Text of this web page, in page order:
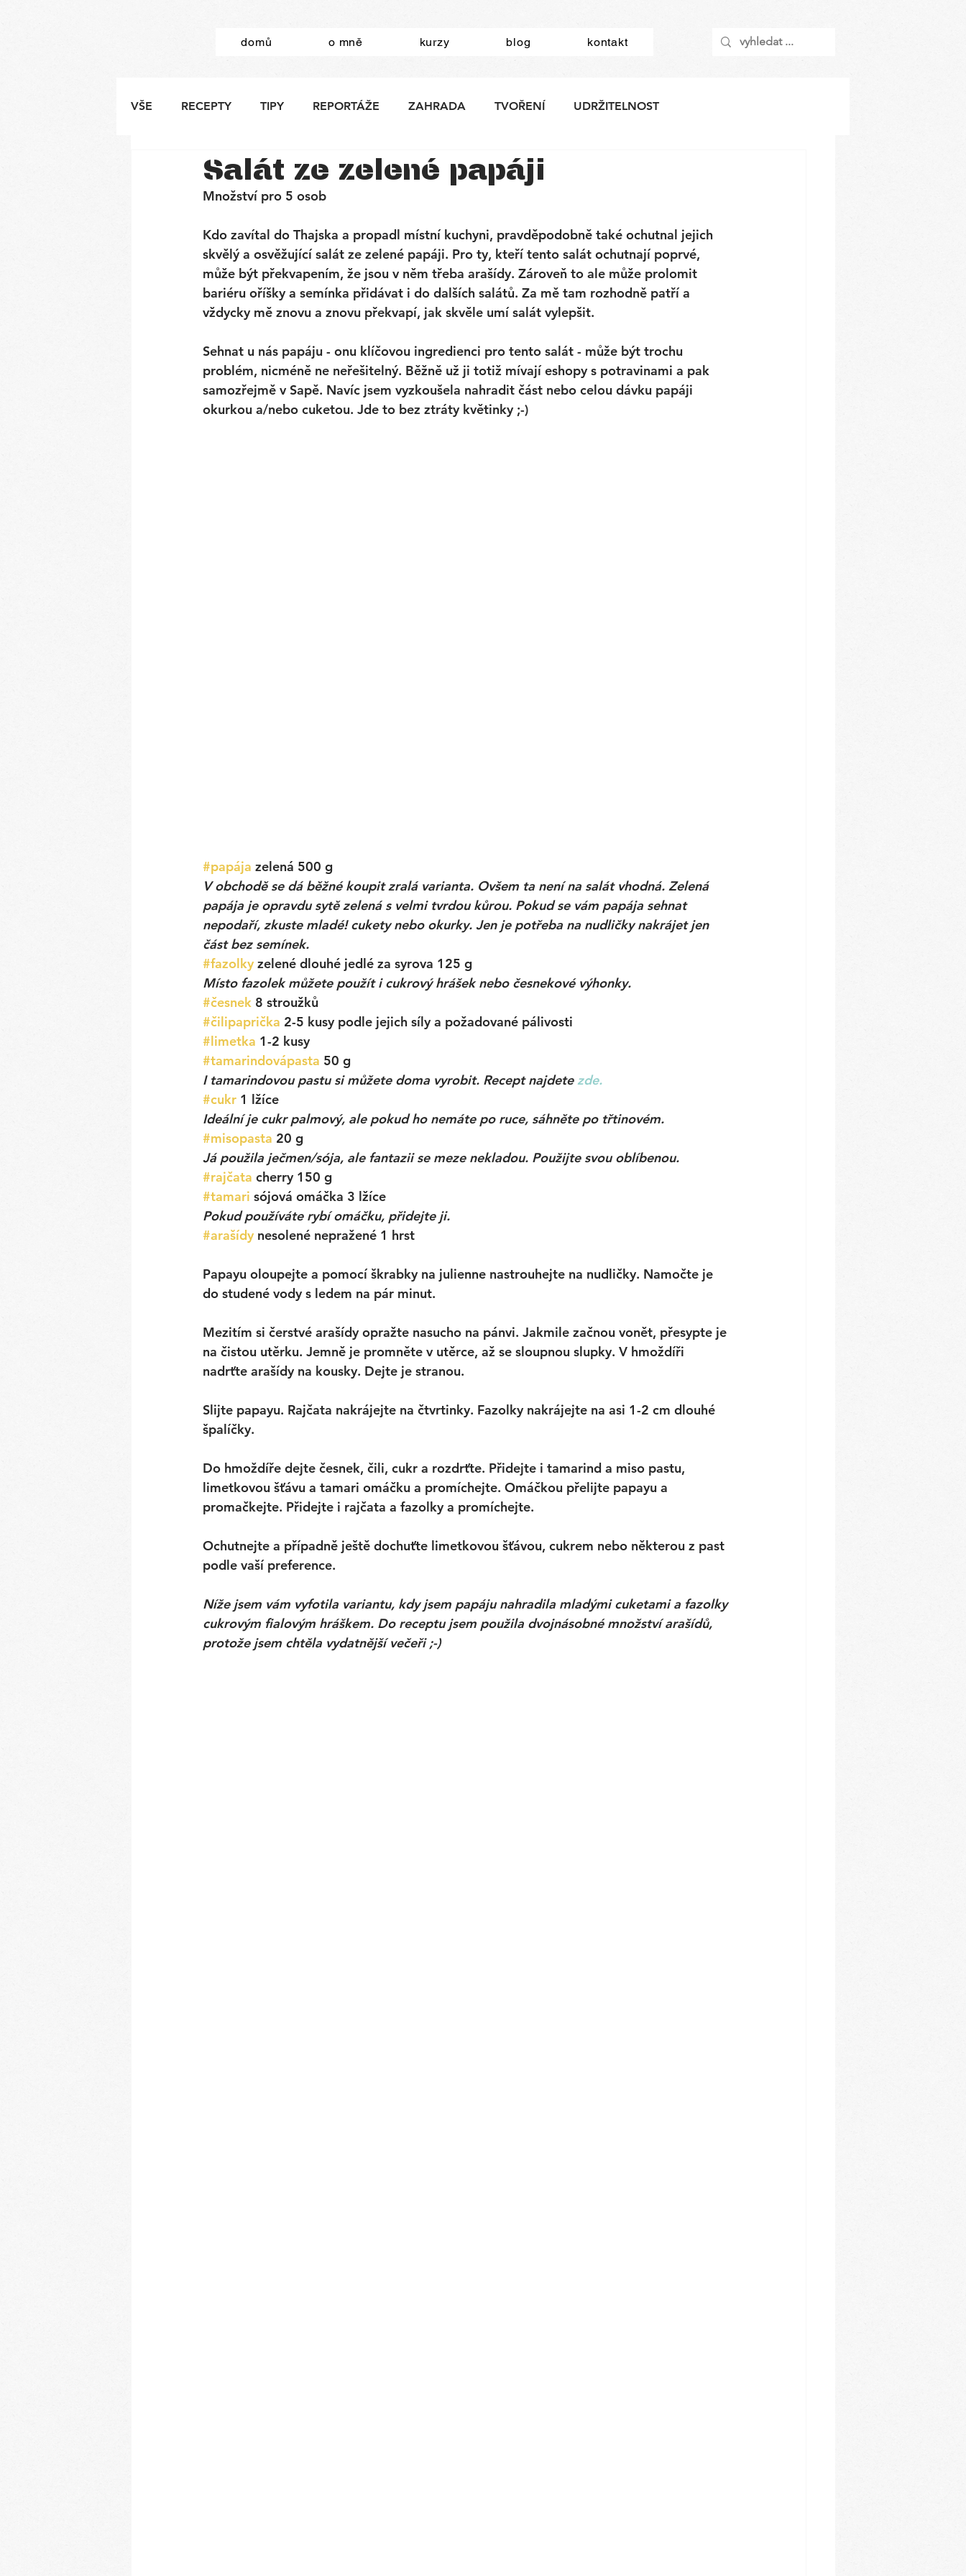
domů o mně kurzy blog kontakt
VŠE RECEPTY TIPY REPORTÁŽE ZAHRADA TVOŘENÍ UDRŽITELNOST
Salát ze zelené papáji
Množství pro 5 osob
Kdo zavítal do Thajska a propadl místní kuchyni, pravděpodobně také ochutnal jejich
skvělý a osvěžující salát ze zelené papáji. Pro ty, kteří tento salát ochutnají poprvé,
může být překvapením, že jsou v něm třeba arašídy. Zároveň to ale může prolomit
bariéru oříšky a semínka přidávat i do dalších salátů. Za mě tam rozhodně patří a
vždycky mě znovu a znovu překvapí, jak skvěle umí salát vylepšit.
Sehnat u nás papáju - onu klíčovou ingredienci pro tento salát - může být trochu
problém, nicméně ne neřešitelný. Běžně už ji totiž mívají eshopy s potravinami a pak
samozřejmě v Sapě. Navíc jsem vyzkoušela nahradit část nebo celou dávku papáji
okurkou a/nebo cuketou. Jde to bez ztráty květinky ;-)
#papája zelená 500 g
V obchodě se dá běžné koupit zralá varianta. Ovšem ta není na salát vhodná. Zelená
papája je opravdu sytě zelená s velmi tvrdou kůrou. Pokud se vám papája sehnat
nepodaří, zkuste mladé! cukety nebo okurky. Jen je potřeba na nudličky nakrájet jen
část bez semínek.
#fazolky zelené dlouhé jedlé za syrova 125 g
Místo fazolek můžete použít i cukrový hrášek nebo česnekové výhonky.
#česnek 8 stroužků
#čilipaprička 2-5 kusy podle jejich síly a požadované pálivosti
#limetka 1-2 kusy
#tamarindovápasta 50 g
I tamarindovou pastu si můžete doma vyrobit. Recept najdete zde.
#cukr 1 lžíce
Ideální je cukr palmový, ale pokud ho nemáte po ruce, sáhněte po třtinovém.
#misopasta 20 g
Já použila ječmen/sója, ale fantazii se meze nekladou. Použijte svou oblíbenou.
#rajčata cherry 150 g
#tamari sójová omáčka 3 lžíce
Pokud používáte rybí omáčku, přidejte ji.
#arašídy nesolené nepražené 1 hrst
Papayu oloupejte a pomocí škrabky na julienne nastrouhejte na nudličky. Namočte je
do studené vody s ledem na pár minut.
Mezitím si čerstvé arašídy opražte nasucho na pánvi. Jakmile začnou vonět, přesypte je
na čistou utěrku. Jemně je promněte v utěrce, až se sloupnou slupky. V hmoždíři
nadrťte arašídy na kousky. Dejte je stranou.
Slijte papayu. Rajčata nakrájejte na čtvrtinky. Fazolky nakrájejte na asi 1-2 cm dlouhé
špalíčky.
Do hmoždíře dejte česnek, čili, cukr a rozdrťte. Přidejte i tamarind a miso pastu,
limetkovou šťávu a tamari omáčku a promíchejte. Omáčkou přelijte papayu a
promačkejte. Přidejte i rajčata a fazolky a promíchejte.
Ochutnejte a případně ještě dochuťte limetkovou šťávou, cukrem nebo některou z past
podle vaší preference.
Níže jsem vám vyfotila variantu, kdy jsem papáju nahradila mladými cuketami a fazolky
cukrovým fialovým hráškem. Do receptu jsem použila dvojnásobné množství arašídů,
protože jsem chtěla vydatnější večeři ;-)